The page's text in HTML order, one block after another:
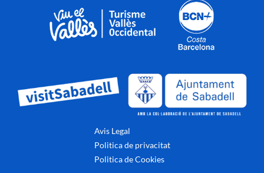
Avis Legal
Politica de privacitat
Politica de Cookies